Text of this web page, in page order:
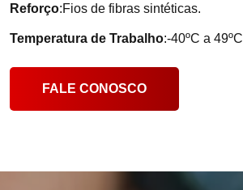
Reforço:Fios de fibras sintéticas.
Temperatura de Trabalho:-40ºC a 49ºC
FALE CONOSCO